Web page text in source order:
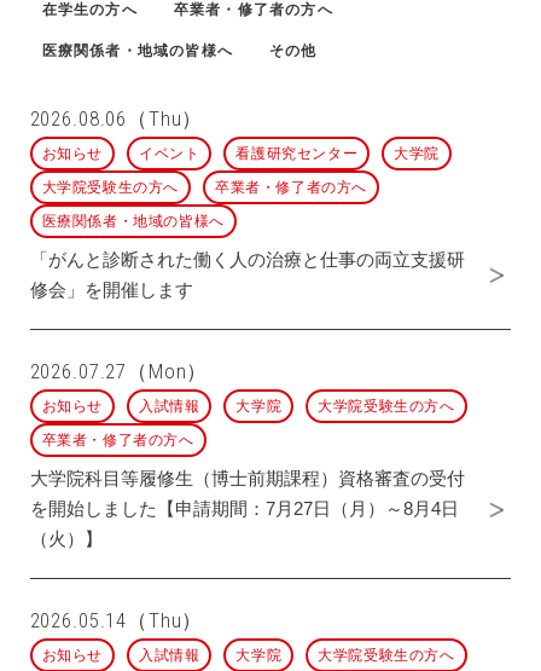
在学生の方へ 卒業者・修了者の方へ
医療関係者・地域の皆様へ その他
2026.08.06（Thu）
お知らせ イベント 看護研究センター
大学院
大学院受験生の方へ
卒業者・修了者の方へ
医療関係者・地域の皆様へ
「がんと診断された働く人の治療と仕事の両立支援研
修会」を開催します
2026.07.27（Mon）
お知らせ 入試情報 大学院
大学院受験生の方へ
卒業者・修了者の方へ
大学院科目等履修生（博士前期課程）資格審査の受付
を開始しました【申請期間：7月27日（月）～8月4日
（火）】
2026.05.14（Thu）
お知らせ 入試情報 大学院 大学院受験生の方へ